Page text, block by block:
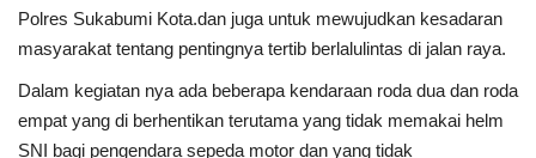
Polres Sukabumi Kota.dan juga untuk mewujudkan kesadaran
masyarakat tentang pentingnya tertib berlalulintas di jalan raya.
Dalam kegiatan nya ada beberapa kendaraan roda dua dan roda
empat yang di berhentikan terutama yang tidak memakai helm
SNI bagi pengendara sepeda motor dan yang tidak